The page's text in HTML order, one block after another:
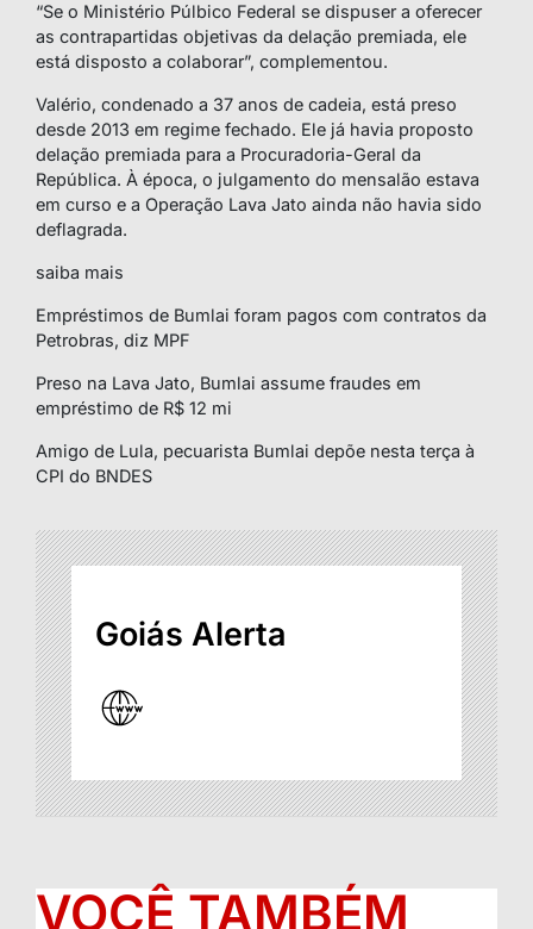
“Se o Ministério Púlbico Federal se dispuser a oferecer
as contrapartidas objetivas da delação premiada, ele
está disposto a colaborar”, complementou.
Valério, condenado a 37 anos de cadeia, está preso
desde 2013 em regime fechado. Ele já havia proposto
delação premiada para a Procuradoria-Geral da
República. À época, o julgamento do mensalão estava
em curso e a Operação Lava Jato ainda não havia sido
deflagrada.
saiba mais
Empréstimos de Bumlai foram pagos com contratos da
Petrobras, diz MPF
Preso na Lava Jato, Bumlai assume fraudes em
empréstimo de R$ 12 mi
Amigo de Lula, pecuarista Bumlai depõe nesta terça à
CPI do BNDES
Goiás Alerta
VOCÊ TAMBÉM